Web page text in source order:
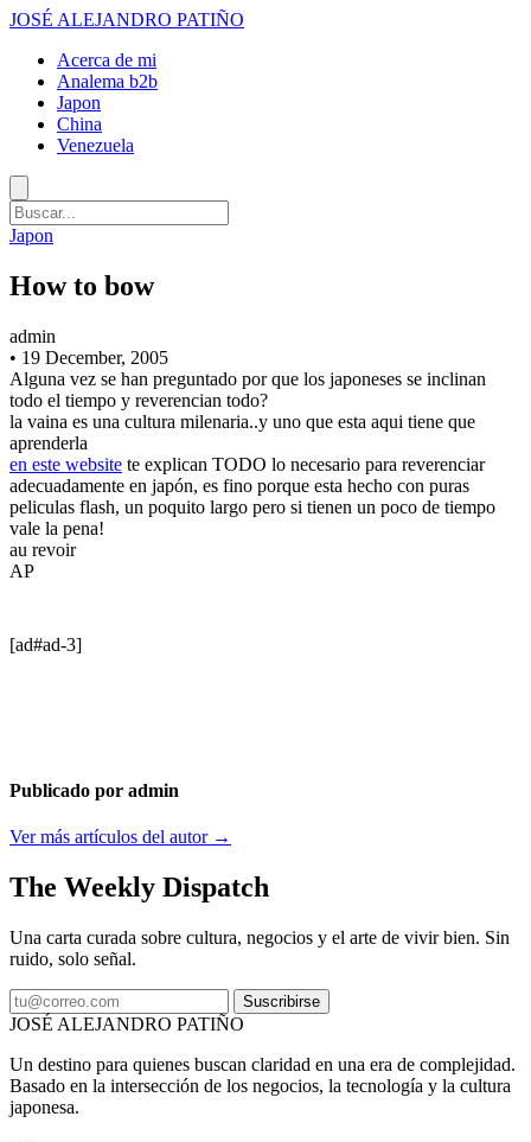
JOSÉ ALEJANDRO PATIÑO
Acerca de mi
Analema b2b
Japon
China
Venezuela
Japon
How to bow
admin
• 19 December, 2005
Alguna vez se han preguntado por que los japoneses se inclinan
todo el tiempo y reverencian todo?
la vaina es una cultura milenaria..y uno que esta aqui tiene que
aprenderla
en este website te explican TODO lo necesario para reverenciar
adecuadamente en japón, es fino porque esta hecho con puras
peliculas flash, un poquito largo pero si tienen un poco de tiempo
vale la pena!
au revoir
AP
[ad#ad-3]
Publicado por admin
Ver más artículos del autor →
The Weekly Dispatch
Una carta curada sobre cultura, negocios y el arte de vivir bien. Sin
ruido, solo señal.
Suscribirse
JOSÉ ALEJANDRO PATIÑO
Un destino para quienes buscan claridad en una era de complejidad.
Basado en la intersección de los negocios, la tecnología y la cultura
japonesa.